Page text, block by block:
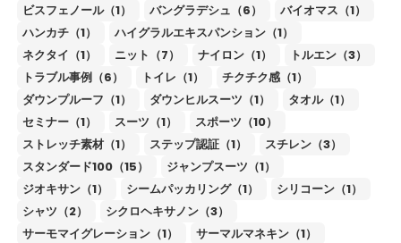
ビスフェノール（1）
バングラデシュ（6）
バイオマス（1）
ハンカチ（1）
ハイグラルエキスパンション（1）
ネクタイ（1）
ニット（7） ナイロン（1）
トルエン（3）
トラブル事例（6）
トイレ（1）
チクチク感（1）
ダウンプルーフ（1）
ダウンヒルスーツ（1）
タオル（1）
セミナー（1）
スーツ（1）
スポーツ（10）
ストレッチ素材（1）
ステップ認証（1）
スチレン（3）
スタンダード100（15）
ジャンプスーツ（1）
ジオキサン（1）
シームパッカリング（1）
シリコーン（1）
シャツ（2）
シクロヘキサノン（3）
サーモマイグレーション（1）
サーマルマネキン（1）